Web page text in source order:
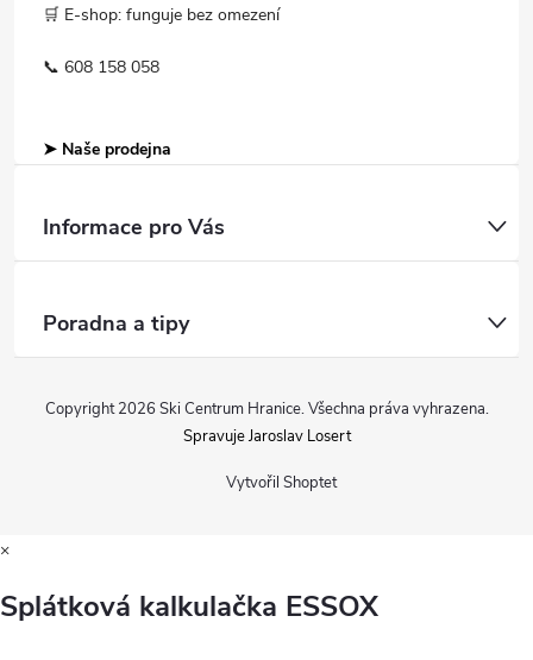
🛒 E-shop: funguje bez omezení
📞 608 158 058
➤ Naše prodejna
Informace pro Vás
Poradna a tipy
Vytvořil Shoptet
Copyright 2026 Ski Centrum Hranice. Všechna práva vyhrazena.
Spravuje Jaroslav Losert
×
Splátková kalkulačka ESSOX